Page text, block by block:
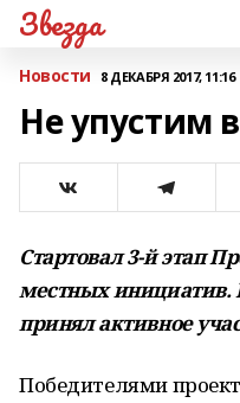
Звезда
Новости 8 ДЕКАБРЯ 2017, 11:16
Не упустим
Стартовал 3-й этап
местных инициатив.
принял активное
Победителями